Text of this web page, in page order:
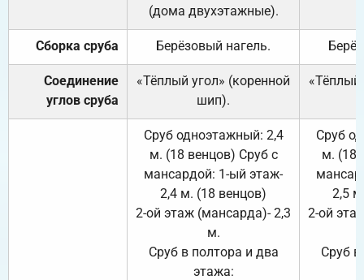
(дома двухэтажные).
Сборка сруба Берёзовый нагель.
Соединение
углов сруба
«Тёплый угол» (коренной
шип).
«Тёплый
Сруб одноэтажный: 2,4
м. (18 венцов) Сруб с
мансардой: 1-ый этаж-
2,4 м. (18 венцов)
2-ой этаж (мансарда)- 2,3
м.
Сруб в полтора и два
этажа:
Сруб
м. (18
2,5
2-ой
Сруб